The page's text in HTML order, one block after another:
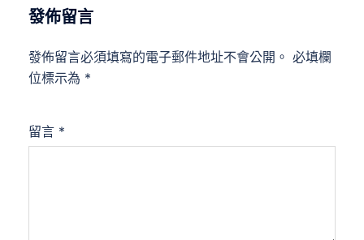
發佈留言
發佈留言必須填寫的電子郵件地址不會公開。 必填欄
位標示為 *
留言 *